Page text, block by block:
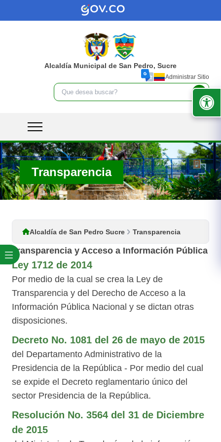
Alcaldía Municipal de San Pedro, Sucre
Administrar Sitio
Transparencia
Alcaldía de San Pedro Sucre Transparencia
Transparencia y Acceso a Información Pública
Ley 1712 de 2014
Por medio de la cual se crea la Ley de
Transparencia y del Derecho de Acceso a la
Información Pública Nacional y se dictan otras
disposiciones.
Decreto No. 1081 del 26 de mayo de 2015
del Departamento Administrativo de la
Presidencia de la República - Por medio del cual
se expide el De​creto reglamentario único del
sector Presidencia de la República.
Resolución No. 3564 del 31 de Diciembre
de 2015